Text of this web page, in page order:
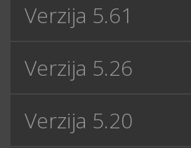
Verzija 5.61
Verzija 5.26
Verzija 5.20